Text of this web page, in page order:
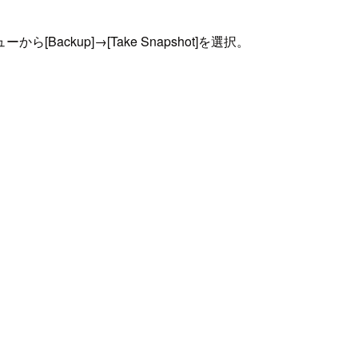
から[Backup]→[Take Snapshot]を選択。